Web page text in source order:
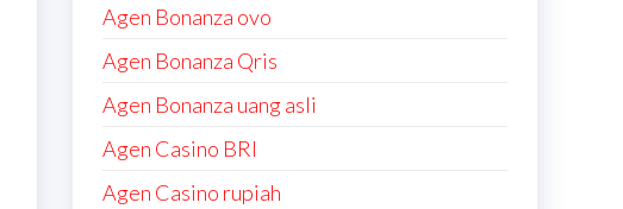
Agen Bonanza ovo
Agen Bonanza Qris
Agen Bonanza uang asli
Agen Casino BRI
Agen Casino rupiah